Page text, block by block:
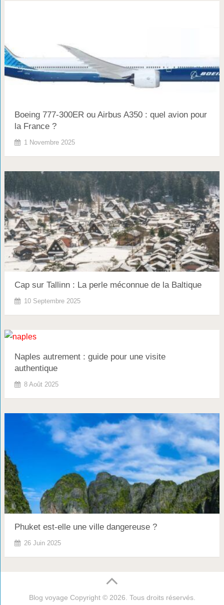
Boeing 777-300ER ou Airbus A350 : quel avion pour
la France ?
1 Novembre 2025
Cap sur Tallinn : La perle méconnue de la Baltique
10 Septembre 2025
Naples autrement : guide pour une visite
authentique
8 Août 2025
Phuket est-elle une ville dangereuse ?
26 Juin 2025
Blog voyage Copyright © 2026. Tous droits réservés.